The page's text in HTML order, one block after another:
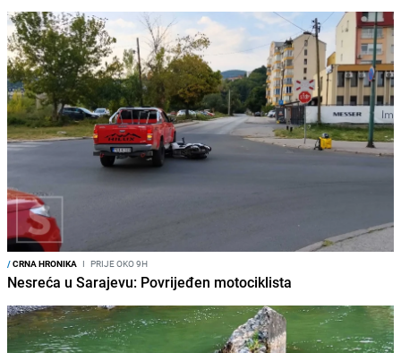
/CRNA HRONIKA I PRIJE OKO 9H
Nesreća u Sarajevu: Povrijeđen motociklista